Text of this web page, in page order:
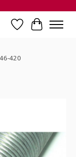
Verlanglijst
420